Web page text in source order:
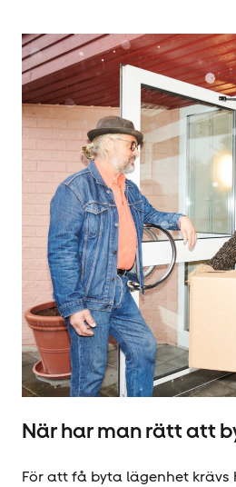
När har man rätt att
För att få byta lägenhet krävs